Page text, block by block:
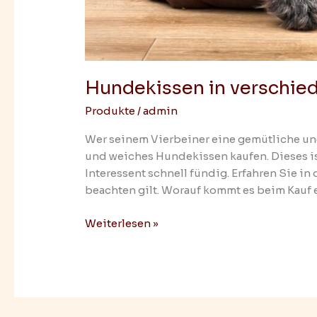
Hundekissen in
Produkte/admin
Wer seinem Vierbeiner eine gemütliche
und weiches Hundekissen kaufen.
Interessent schnell fündig. Erfahren Sie in
beachten gilt. Worauf kommt es beim
Weiterlesen »